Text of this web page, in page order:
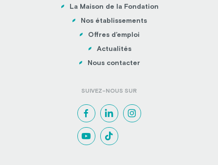
La Maison de la Fondation
Nos établissements
Offres d’emploi
Actualités
Nous contacter
SUIVEZ-NOUS SUR